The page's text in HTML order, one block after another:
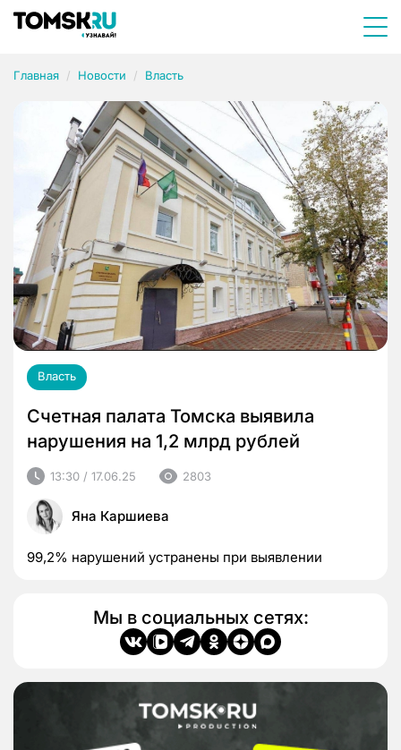
Главная Новости Власть
Власть
Счетная палата Томска выявила
нарушения на 1,2 млрд рублей
13:30 / 17.06.25 2803
Яна Каршиева
99,2% нарушений устранены при выявлении
Мы в социальных сетях: